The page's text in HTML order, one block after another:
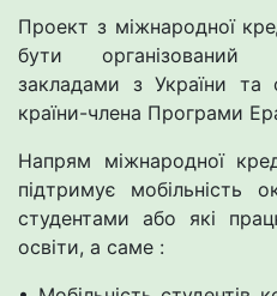
Проект з міжнародної
бути організований
закладами з України
країни-члена Програми
Напрям міжнародної
підтримує мобільність
студентами або які
освіти, а саме :